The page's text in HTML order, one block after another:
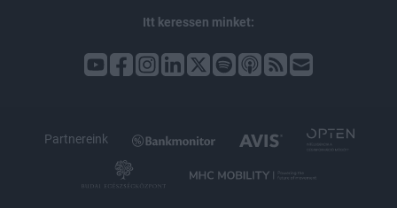
Itt keressen minket:
Partnereink